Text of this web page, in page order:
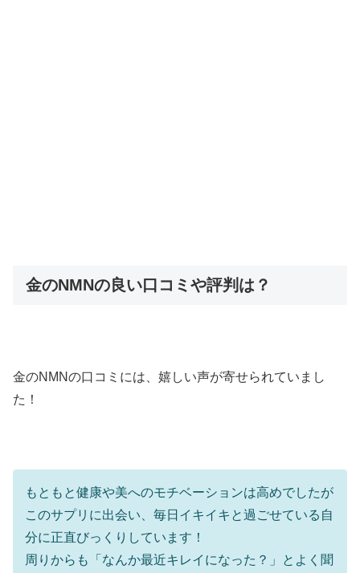
金のNMNの良い口コミや評判は？
金のNMNの口コミには、嬉しい声が寄せられていまし
た！
もともと健康や美へのモチベーションは高めでしたが
このサプリに出会い、毎日イキイキと過ごせている自
分に正直びっくりしています！
周りからも「なんか最近キレイになった？」とよく聞